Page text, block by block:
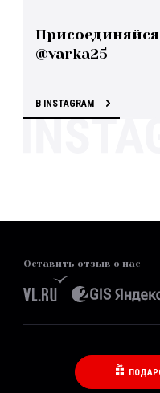
Присоединяйся
@varka25
В INSTAGRAM
Оставить отзыв о нас